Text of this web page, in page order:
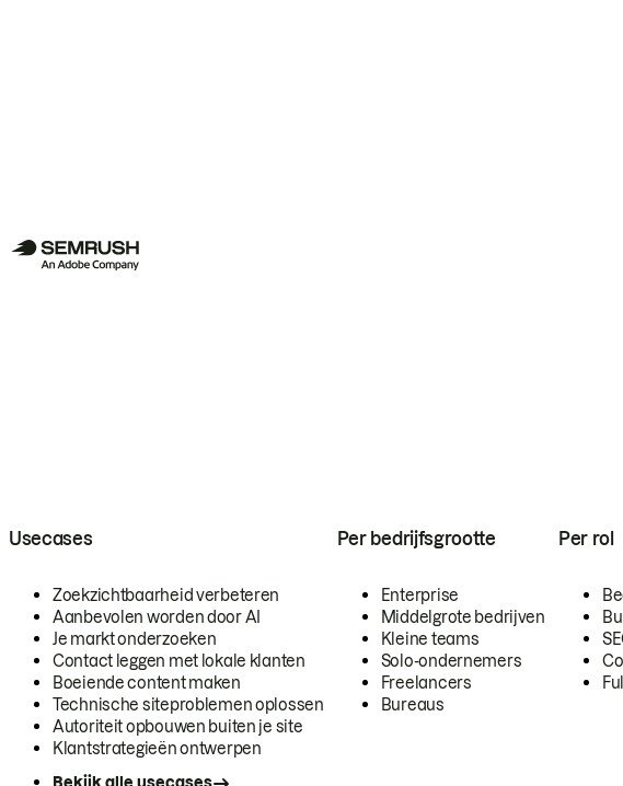
Usecases
Zoekzichtbaarheid verbeteren
Aanbevolen worden door AI
Je markt onderzoeken
Contact leggen met lokale klanten
Boeiende content maken
Technische siteproblemen oplossen
Autoriteit opbouwen buiten je site
Klantstrategieën ontwerpen
Per bedrijfsgrootte
Enterprise
Middelgrote bedrijven
Kleine teams
Solo-ondernemers
Freelancers
Bureaus
Per rol